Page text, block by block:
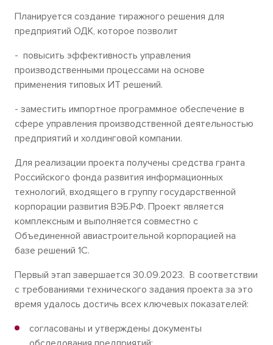
Планируется создание тиражного решения для
предприятий ОДК, которое позволит
- повысить эффективность управления
производственными процессами на основе
применения типовых ИТ решений.
- заместить импортное программное обеспечение в
сфере управления производственной деятельностью
предприятий и холдинговой компании.
Для реализации проекта получены средства гранта
Российского фонда развития информационных
технологий, входящего в группу государственной
корпорации развития ВЭБ.РФ. Проект является
комплексным и выполняется совместно с
Объединенной авиастроительной корпорацией на
базе решений 1С.
Первый этап завершается 30.09.2023. В соответствии
с требованиями технического задания проекта за это
время удалось достичь всех ключевых показателей:
согласованы и утверждены документы